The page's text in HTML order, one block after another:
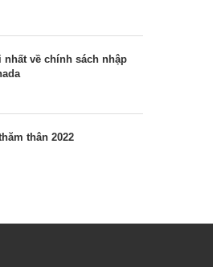
nhất về chính sách nhập
thân 2022